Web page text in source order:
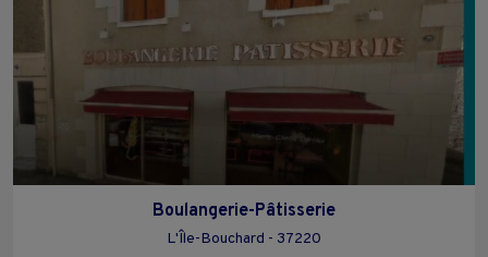
Boulangerie-Pâtisserie
L'Île-Bouchard - 37220